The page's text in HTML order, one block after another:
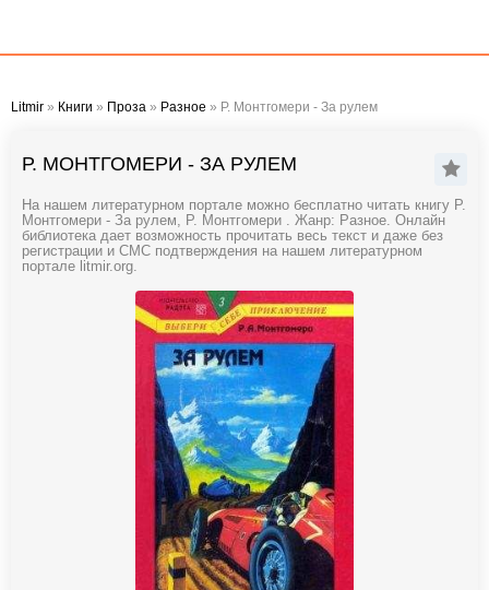
Litmir » Книги » Проза » Разное » Р. Монтгомери - За рулем
Р. МОНТГОМЕРИ - ЗА РУЛЕМ
На нашем литературном портале можно бесплатно читать книгу Р.
Монтгомери - За рулем, Р. Монтгомери . Жанр: Разное. Онлайн
библиотека дает возможность прочитать весь текст и даже без
регистрации и СМС подтверждения на нашем литературном
портале litmir.org.